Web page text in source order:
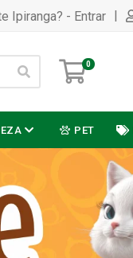
Ipiranga? - Entrar |
0
PET